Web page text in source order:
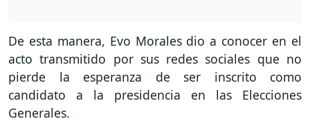
De esta manera, Evo Morales dio a conocer en el
acto transmitido por sus redes sociales que no
pierde la esperanza de ser inscrito como
candidato a la presidencia en las Elecciones
Generales.